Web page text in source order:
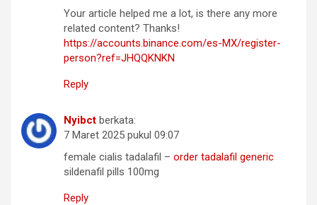
Your article helped me a lot, is there any more
related content? Thanks!
https://accounts.binance.com/es-MX/register-
person?ref=JHQQKNKN
Reply
Nyibct berkata:
7 Maret 2025 pukul 09:07
female cialis tadalafil – order tadalafil generic
sildenafil pills 100mg
Reply